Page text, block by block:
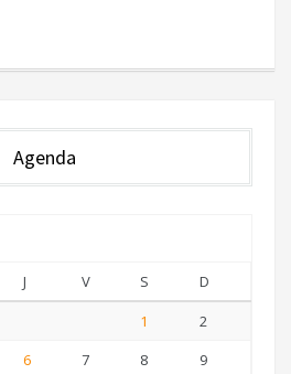
Agenda
J V S
D
1
2
6 7 8
9